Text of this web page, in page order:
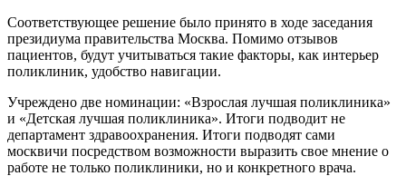
Соответствующее решение было принято в ходе заседания
президиума правительства Москва. Помимо отзывов
пациентов, будут учитываться такие факторы, как интерьер
поликлиник, удобство навигации.
Учреждено две номинации: «Взрослая лучшая поликлиника»
и «Детская лучшая поликлиника». Итоги подводит не
департамент здравоохранения. Итоги подводят сами
москвичи посредством возможности выразить свое мнение о
работе не только поликлиники, но и конкретного врача.